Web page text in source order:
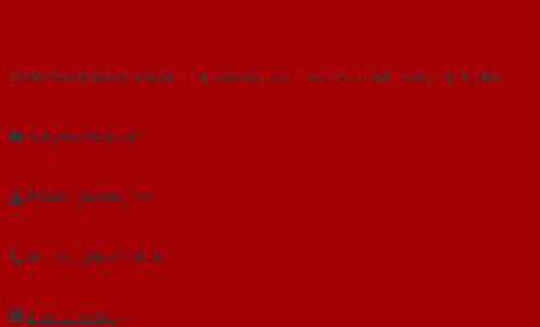
Với kinh nghiệm nhiêu năm nghiên cứu cửa theo tiêu chuẩn công nghệ Châu
Gửi yêu cầu tư vấn
Tải báo giá tổng hợp
Yêu cầu gọi lại (3 phút)
Dành cho đại lý